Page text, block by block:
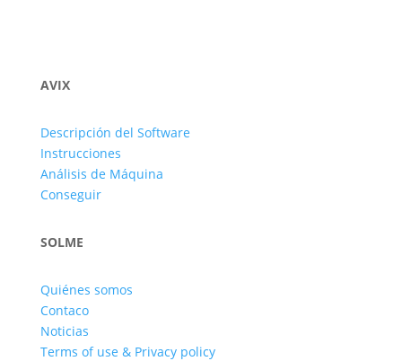
AVIX
Descripción del Software
Instrucciones
Análisis de Máquina
Conseguir
SOLME
Quiénes somos
Contaco
Noticias
Terms of use & Privacy policy